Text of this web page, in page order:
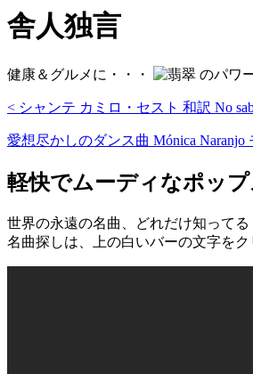
舎人独言
健康＆グルメに・・・ のパワー
< シャンテ カミロ・セスト 和訳 No
愛想尽かしのダンス曲 Mónica Naranjo
軽快でムーディなポッ
世界の永遠の名曲、どれだけ知ってる
名曲探しは、上の白いバーの文字をク